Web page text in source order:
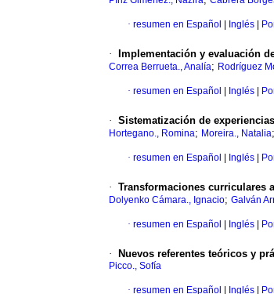
· resumen en Español Inglés
· Implementación y evaluación
Correa Berrueta., Analía; Rodríguez
· resumen en Español Inglés
· Sistematización de
Hortegano., Romina; Moreira., Natalia;
· resumen en Español Inglés
· Transformaciones curriculares
Dolyenko Cámara., Ignacio; Galván
· resumen en Español Inglés
· Nuevos referentes teóricos y
Picco., Sofía
· resumen en Español Inglés